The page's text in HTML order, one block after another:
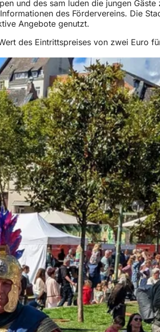
und des sam luden die jungen
des Fördervereins. Die
Angebote genutzt.
des Eintrittspreises von zwei Euro